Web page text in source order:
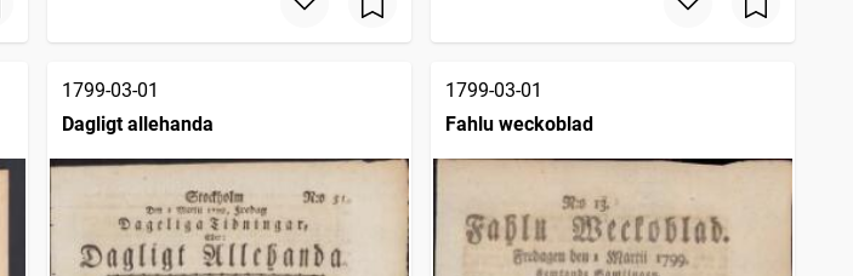
1799-03-01
Dagligt allehanda
1799-03-01
Fahlu weckoblad